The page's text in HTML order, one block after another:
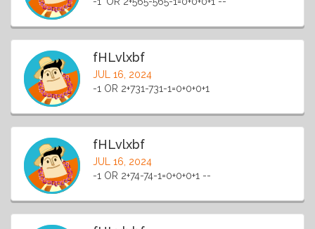
fHLvlxbf
JUL 16, 2024
-1 OR 2+731-731-1=0+0+0+1
fHLvlxbf
JUL 16, 2024
-1 OR 2+74-74-1=0+0+0+1 --